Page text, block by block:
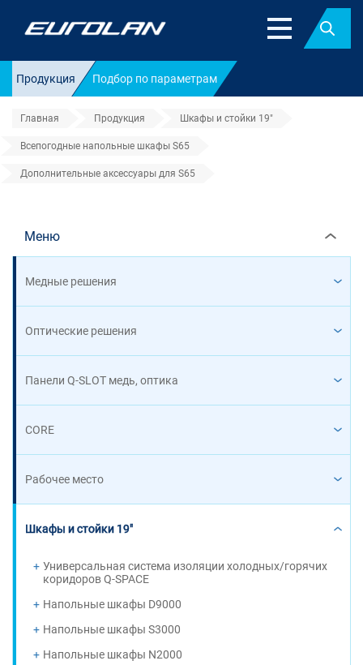
Найти
Продукция Подбор по параметрам
Главная Продукция Шкафы и стойки 19"
Всепогодные напольные шкафы S65
Дополнительные аксессуары для S65
Дополнительные аксессуары
Меню
Медные решения
Оптические решения
Панели Q-SLOT медь, оптика
CORE
Рабочее место
Шкафы и стойки 19"
Универсальная система изоляции холодных/горячих
коридоров Q-SPACE
Напольные шкафы D9000
Напольные шкафы S3000
Напольные шкафы N2000